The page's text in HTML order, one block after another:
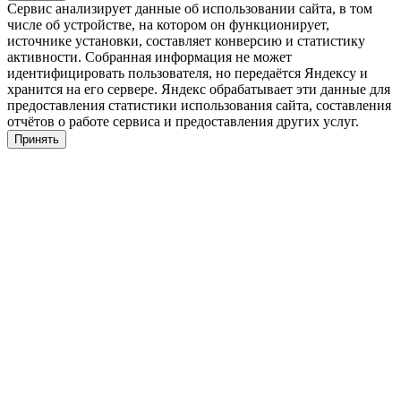
Сервис анализирует данные об использовании сайта, в том
числе об устройстве, на котором он функционирует,
источнике установки, составляет конверсию и статистику
активности. Собранная информация не может
идентифицировать пользователя, но передаётся Яндексу и
хранится на его сервере. Яндекс обрабатывает эти данные для
предоставления статистики использования сайта, составления
отчётов о работе сервиса и предоставления других услуг.
Принять